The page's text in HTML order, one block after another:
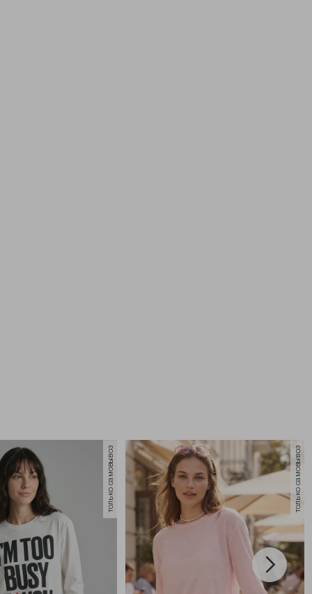
только самовывоз только самовывоз